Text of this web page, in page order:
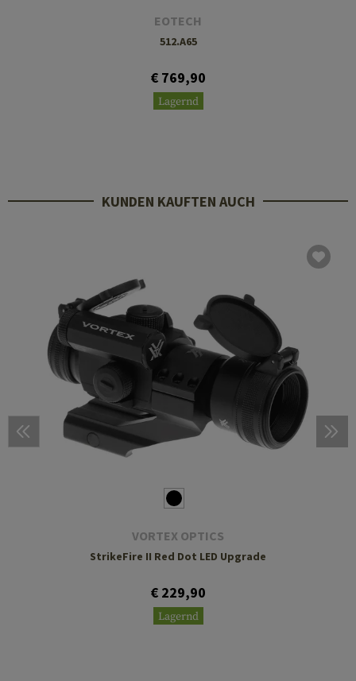
EOTECH
512.A65
€ 769,90
Lagernd
KUNDEN KAUFTEN AUCH
VORTEX OPTICS
StrikeFire II Red Dot LED Upgrade
€ 229,90
Lagernd